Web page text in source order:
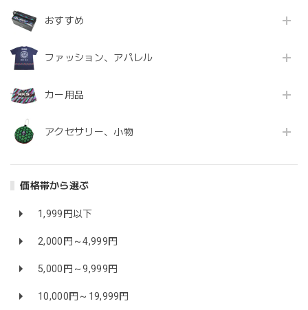
おすすめ
ファッション、アパレル
カー用品
アクセサリー、小物
価格帯から選ぶ
1,999円以下
2,000円～4,999円
5,000円～9,999円
10,000円～19,999円